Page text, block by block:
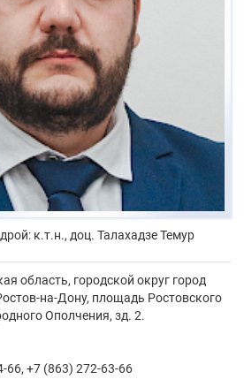
к.т.н., доц. Талахадзе Темур
область, городской округ город
на-Дону, площадь Ростовского
Ополчения, зд. 2.
66, +7 (863) 272-63-66